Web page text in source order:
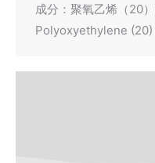
成分：聚氧乙烯（20
Polyoxyethylene